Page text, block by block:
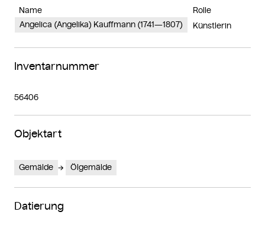
Name
Rolle
Angelica (Angelika) Kauffmann (1741—1807)
Künstlerin
Inventarnummer
56406
Objektart
Gemälde Ölgemälde
Datierung